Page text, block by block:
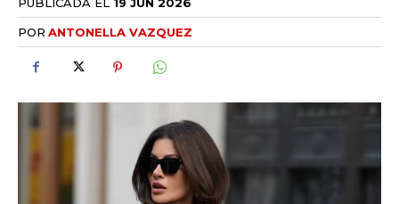
POR ANTONELLA VAZQUEZ